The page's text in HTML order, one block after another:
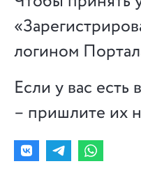
логином
Если у вас
– пришлите их